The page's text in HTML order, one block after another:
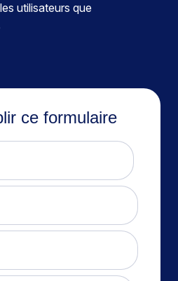
ce formulaire
utilisateurs que